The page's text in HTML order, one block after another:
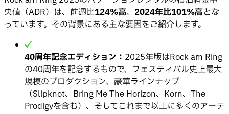
央値（ADR）は、前週比124%高、 2024年比101%高とな
っています。その背景にある主な要因をご紹介します。
40周年記念エディション： 2025年版はRock am Ring
の40周年を記念するもので、フェスティバル史上最大
規模のプロダクション、豪華ラインナップ
（Slipknot、Bring Me The Horizon、Korn、The
Prodigyを含む）、そしてこれまで以上に多くのアーテ